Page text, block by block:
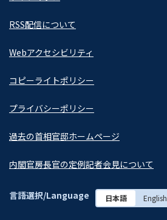
RSS配信について
Webアクセシビリティ
コピーライトポリシー
プライバシーポリシー
過去の首相官邸ホームページ
内閣官房長官の定例記者会見について
言語選択/Language 日本語 English